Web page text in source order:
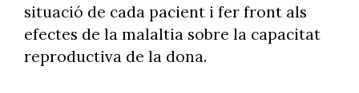
situació de cada pacient i fer front als
efectes de la malaltia sobre la capacitat
reproductiva de la dona.